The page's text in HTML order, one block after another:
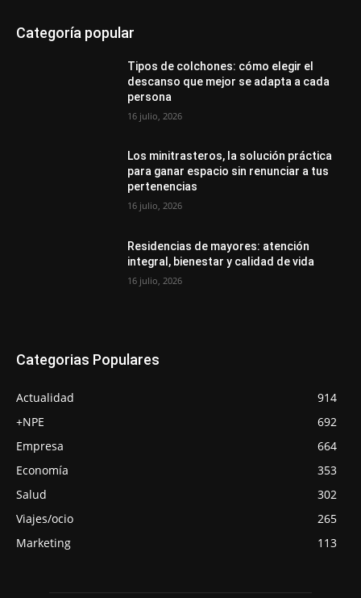
Categoría popular
Tipos de colchones: cómo elegir el
descanso que mejor se adapta a cada
persona
16 julio, 2026
Los minitrasteros, la solución práctica
para ganar espacio sin renunciar a tus
pertenencias
16 julio, 2026
Residencias de mayores: atención
integral, bienestar y calidad de vida
16 julio, 2026
Categorias Populares
Actualidad
914
+NPE
692
Empresa
664
Economía
353
Salud
302
Viajes/ocio
265
Marketing
113